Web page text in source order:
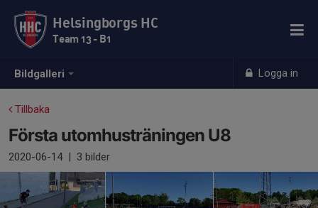
Bildgalleri Logga in
Helsingborgs HC
Team 13 - B1
Tillbaka
Första utomhusträningen U8
2020-06-14 | 3 bilder